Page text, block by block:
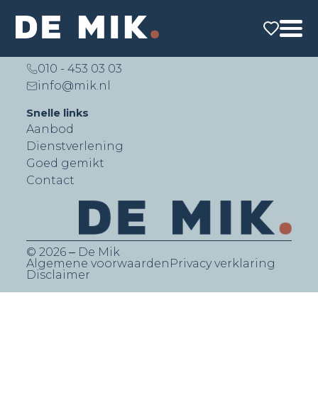
De Mik Real Estate Partners B.V.
Lichtenauerlaan 140 (Brainpark II)
010 - 453 03 03
info@mik.nl
Snelle links
Aanbod
Dienstverlening
Goed gemikt
Contact
© 2026 ‒ De Mik
Algemene voorwaarden Privacy verklaring
Disclaimer